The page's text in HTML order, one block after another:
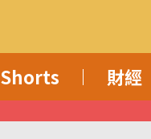
Shorts 財經